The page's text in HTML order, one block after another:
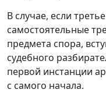
В случае, если
самостоятельные
предмета спора,
судебного
первой инстанции
с самого начала.